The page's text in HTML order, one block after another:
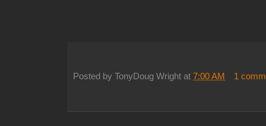
Posted by TonyDoug Wright at 7:00 AM 1